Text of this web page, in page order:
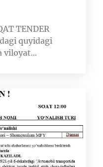
TENDER
quyidagi
viloyat...